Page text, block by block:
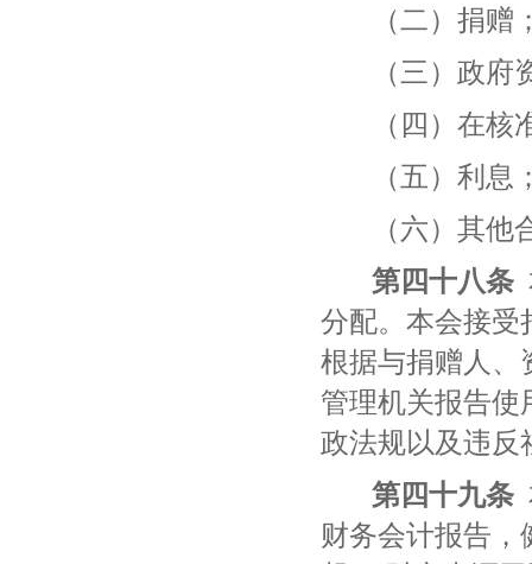
（二）捐赠
（三）政府
（四）在
（五）利息
（六）其他
第四十八条
分配。本会接受
根据与捐赠人、
管理机关报告使
政法规以及违反
第四十九条
财务会计报告